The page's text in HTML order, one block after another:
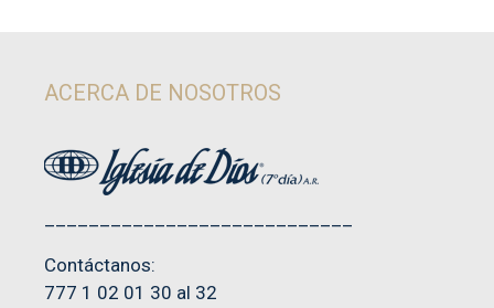
ACERCA DE NOSOTROS
Contáctanos:
777 1 02 01 30 al 32